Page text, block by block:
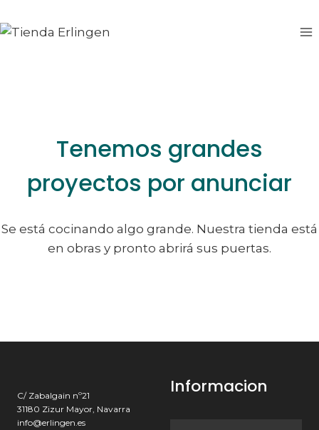
al
al
Tenemos grandes
proyectos por anunciar
Se está cocinando algo grande. Nuestra tienda está
en obras y pronto abrirá sus puertas.
C/ Zabalgain nº21
31180 Zizur Mayor, Navarra
info@erlingen.es
Informacion